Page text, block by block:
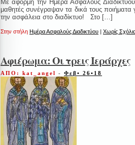
Με αφορμή την Ημέρα Ασφαλούς Διαδικτύου
μαθητές συνέγραψαν τα δικά τους ποιήματα
την ασφάλεια στο διαδίκτυο! Στο […]
Στην στήλη Ημέρα Ασφαλούς Διαδικτύου | Χωρίς
Αφιέρωμα: Οι τρεις Ιεράρχες
ΑΠΟ: kat_angel - Φεβ• 26•18